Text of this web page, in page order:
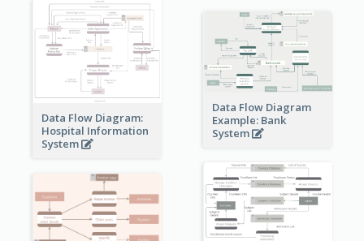
Data Flow Diagram:
Hospital Information
System
Data Flow Diagram
Example: Bank
System